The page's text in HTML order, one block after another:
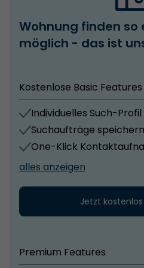
Wohnung finden so
möglich - das ist
Kostenlose Basic Features
Individuelles Such-
Suchaufträge speichern
One-Klick
alles anzeigen
Jetzt
Premium Features